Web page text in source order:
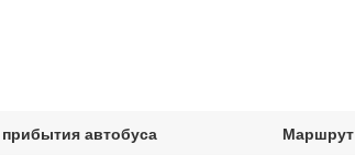
автобуса Маршрут